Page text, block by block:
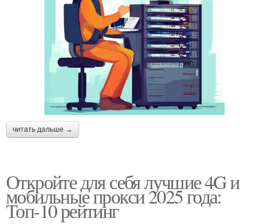
читать дальше →
Откройте для себя лучшие 4G и
мобильные прокси 2025 года:
Топ-10 рейтинг